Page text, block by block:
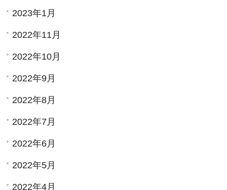
2023年1月
2022年11月
2022年10月
2022年9月
2022年8月
2022年7月
2022年6月
2022年5月
2022年4月